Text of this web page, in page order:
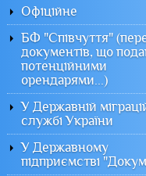
Офiцiйне
БФ "Співчуття"
документів, що
потенційними
орендарями...)
У Державній
службі України
У Державному
підприємстві